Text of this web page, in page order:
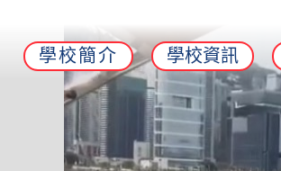
學校簡介 學校資訊